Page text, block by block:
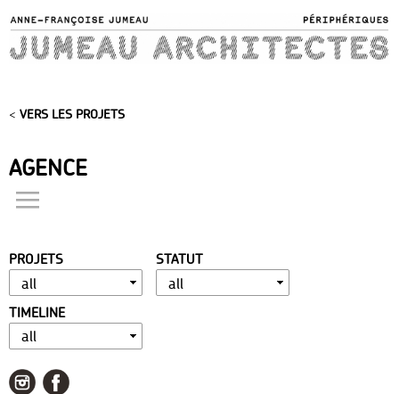
main
content
< VERS LES PROJETS
AGENCE
présentation
distinctions
publications
portfolio
contact
PROJETS STATUT
TIMELINE